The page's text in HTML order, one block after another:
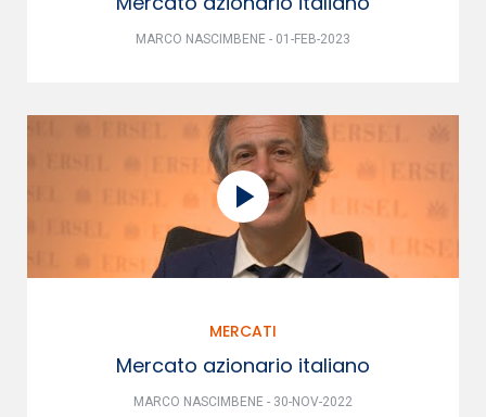
MARCO NASCIMBENE - 01-FEB-2023
MERCATI
Mercato azionario italiano
MARCO NASCIMBENE - 30-NOV-2022